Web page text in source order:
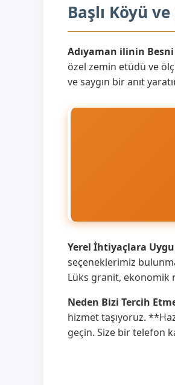
Başlı Köyü
Adıyaman ilinin
özel zemin etüdü ve
ve saygın bir anıt
Yerel İhtiyaçlara
seçeneklerimiz
Lüks granit, ekonomik
Neden Bizi Tercih
hizmet taşıyoruz.
geçin. Size bir telefon